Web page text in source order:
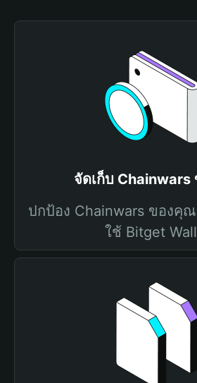
จัดเก็บ
ปกป้อง Chainwars ของคุ
ใช้ Bitget